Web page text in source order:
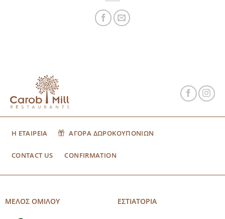
Η ΕΤΑΙΡΕΙΑ ΑΓΟΡΑ ΔΩΡΟΚΟΥΠΟΝΙΩΝ
CONTACT US CONFIRMATION
ΜΕΛΟΣ ΟΜΙΛΟΥ ΕΣΤΙΑΤΟΡΙΑ